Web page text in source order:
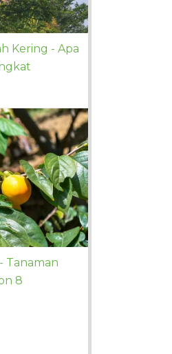
Kering - Apa
Tanaman
8